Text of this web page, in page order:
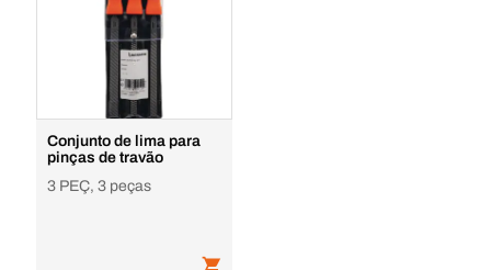
Conjunto de lima para
pinças de travão
3 PEÇ, 3 peças